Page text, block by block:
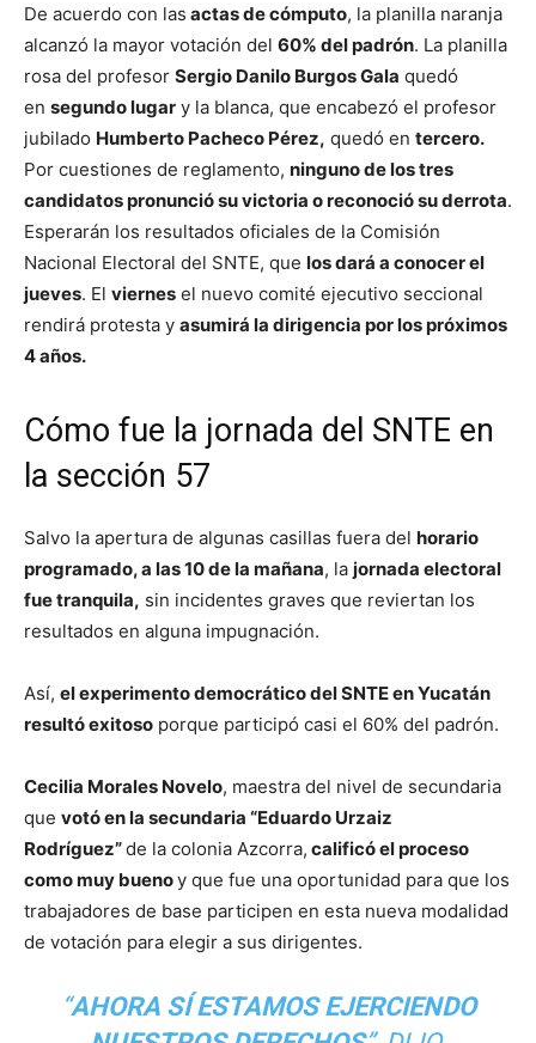
De acuerdo con las actas de cómputo, la planilla naranja
alcanzó la mayor votación del 60% del padrón. La planilla
rosa del profesor Sergio Danilo Burgos Gala quedó
en segundo lugar y la blanca, que encabezó el profesor
jubilado Humberto Pacheco Pérez, quedó en tercero.
Por cuestiones de reglamento, ninguno de los tres
candidatos pronunció su victoria o reconoció su derrota.
Esperarán los resultados oficiales de la Comisión
Nacional Electoral del SNTE, que los dará a conocer el
jueves. El viernes el nuevo comité ejecutivo seccional
rendirá protesta y asumirá la dirigencia por los próximos
4 años.
Cómo fue la jornada del SNTE en
la sección 57
Salvo la apertura de algunas casillas fuera del horario
programado, a las 10 de la mañana, la jornada electoral
fue tranquila, sin incidentes graves que reviertan los
resultados en alguna impugnación.
Así, el experimento democrático del SNTE en Yucatán
resultó exitoso porque participó casi el 60% del padrón.
Cecilia Morales Novelo, maestra del nivel de secundaria
que votó en la secundaria “Eduardo Urzaiz
Rodríguez”de la colonia Azcorra, calificó el proceso
como muy buenoy que fue una oportunidad para que los
trabajadores de base participen en esta nueva modalidad
de votación para elegir a sus dirigentes.
“AHORA SÍ ESTAMOS EJERCIENDO